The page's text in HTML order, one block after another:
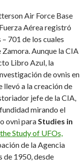
Air Force Base
Aérea registró
701 de los cuales
Aunque la CIA
Libro Azul, la
de ovnis en
llevó a la creación de
jefe de la CIA,
mirando el
ovni paraStudies in
Study of UFOs,
de la Agencia
de 1950, desde